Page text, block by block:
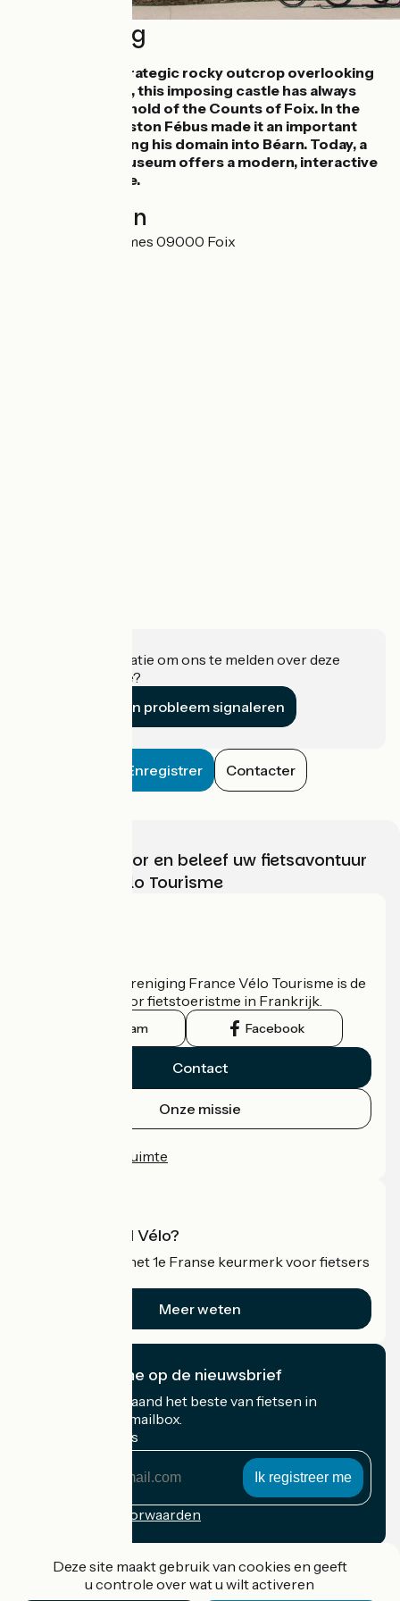
Beschrijving
Standing on a strategic rocky outcrop overlooking
the Ariège valley, this imposing castle has always
been the stronghold of the Counts of Foix. In the
14th century, Gaston Fébus made it an important
base for extending his domain into Béarn. Today, a
departmental museum offers a modern, interactive
tour of the castle.
Localisation
23 Rue Saint-Jammes 09000 Foix
Heeft u informatie om ons te melden over deze
accommodatie?
Een probleem signaleren
Enregistrer Contacter
Kies, bereid voor en beleef uw fietsavontuur
met France Vélo Tourisme
De nationale vereniging France Vélo Tourisme is de
officiële gids voor fietstoeristme in Frankrijk.
Instagram Facebook
Contact
Onze missie
Professionele ruimte
Wat is Accueil Vélo?
Accueil Vélo is het 1e Franse keurmerk voor fietsers
Meer weten
Ik abonneer me op de nieuwsbrief
Ontvang elke maand het beste van fietsen in
Frankrijk in uw mailbox.
Mijn e-mailadres
Inschrijvingsvoorwaarden
Deze site maakt gebruik van cookies en geeft
u controle over wat u wilt activeren